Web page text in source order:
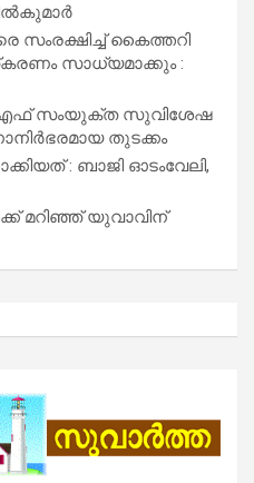
സംരക്ഷിച്ച് കൈത്തറി
സാധ്യമാക്കും :
എഫ് സംയുക്ത സുവിശേഷ
തുടക്കം
: ബാജി ഓടംവേലി,
മറിഞ്ഞ് യുവാവിന്